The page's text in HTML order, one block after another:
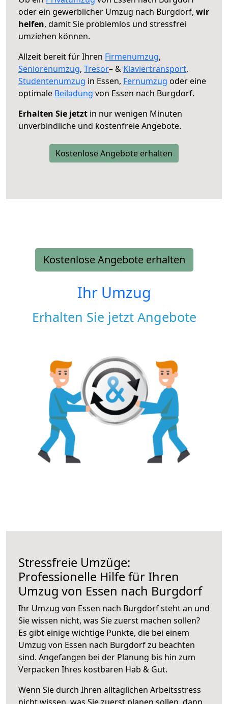
oder ein gewerblicher Umzug nach Burgdorf, wir
helfen, damit Sie problemlos und stressfrei
umziehen können.
Allzeit bereit für Ihren Firmenumzug,
Seniorenumzug, Tresor– & Klaviertransport,
Studentenumzug in Essen, Fernumzug oder eine
optimale Beiladung von Essen nach Burgdorf.
Erhalten Sie jetzt in nur wenigen Minuten
unverbindliche und kostenfreie Angebote.
Kostenlose Angebote erhalten
Kostenlose Angebote erhalten
Ihr Umzug
Erhalten Sie jetzt Angebote
Stressfreie Umzüge:
Professionelle Hilfe für Ihren
Umzug von Essen nach Burgdorf
Ihr Umzug von Essen nach Burgdorf steht an und
Sie wissen nicht, was Sie zuerst machen sollen?
Es gibt einige wichtige Punkte, die bei einem
Umzug von Essen nach Burgdorf zu beachten
sind. Angefangen bei der Planung bis hin zum
Verpacken Ihres kostbaren Hab & Gut.
Wenn Sie durch Ihren alltäglichen Arbeitsstress